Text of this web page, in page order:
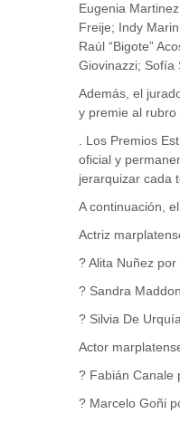
Eugenia
Freije; Indy
Raúl “Bigote”
Giovinazzi; Sofía
Además, el
y premie al rubro
. Los Premios
oficial y
jerarquizar cada
A continuación,
Actriz
? Alita Nuñez
? Sandra
? Silvia De
Actor
? Fabián Canale
? Marcelo Goñi